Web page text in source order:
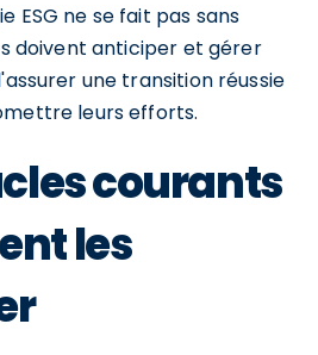
ESG ne se fait pas sans
doivent anticiper et gérer
une transition réussie
leurs efforts.
courants
les